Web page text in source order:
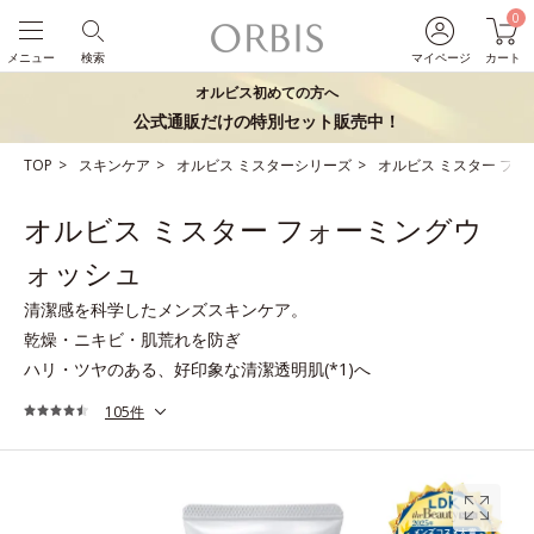
マイページ
0
カート
検索
メニュー
オルビス初めての方へ
公式通販だけの特別セット販売中！
TOP スキンケア オルビス ミスターシリーズ オルビス ミスター フ
オルビス ミスター フォーミングウ
ォッシュ
清潔感を科学したメンズスキンケア。
乾燥・ニキビ・肌荒れを防ぎ
ハリ・ツヤのある、好印象な清潔透明肌(*1)へ
105件